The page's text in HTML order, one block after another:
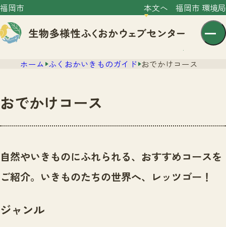
福岡市 本文へ 福岡市 環境局
センター紹介
センター紹介TOP
サイトポリシー
ニュース
いきものガイド
イベント
ホーム ふくおかいきものガイド おでかけコース
おでかけコース
自然やいきものにふれられる、おすすめコースを
ご紹介。いきものたちの世界へ、レッツゴー！
ジャンル